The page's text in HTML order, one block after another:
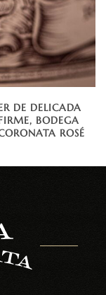
DE DELICADA
BODEGA
ROSÉ